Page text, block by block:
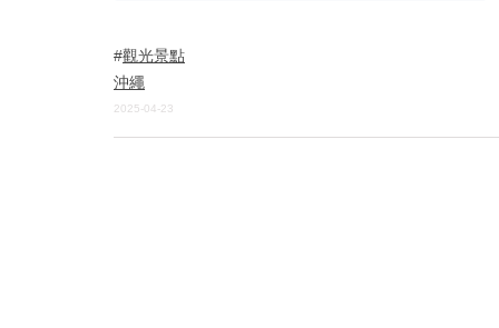
觀光景點
沖繩
2025-04-23